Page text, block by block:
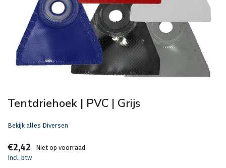
Tentdriehoek | PVC | Grijs
Bekijk alles Diversen
€2,42
Niet op voorraad
Incl. btw